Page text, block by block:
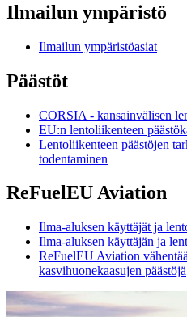
Ilmailun ympäristö
Ilmailun ympäristöasiat
Päästöt
CORSIA - kansainvälisen
EU:n lentoliikenteen
Lentoliikenteen päästöjen
todentaminen
ReFuelEU Aviation
Ilma-aluksen käyttäjät ja
Ilma-aluksen käyttäjän ja
ReFuelEU Aviation
kasvihuonekaasujen päästöjä